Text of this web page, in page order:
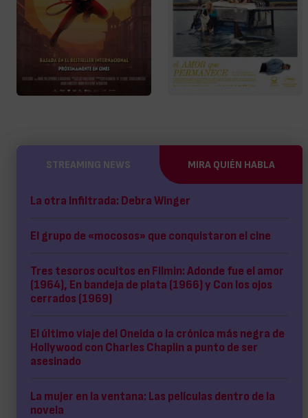
STREAMING NEWS MIRA QUIÉN HABLA
La otra Infiltrada: Debra Winger
El grupo de «mocosos» que conquistaron el cine
Tres tesoros ocultos en Filmin: Adonde fue el amor
(1964), En bandeja de plata (1966) y Con los ojos
cerrados (1969)
El último viaje del Oneida o la crónica más negra de
Hollywood con Charles Chaplin a punto de ser
asesinado
La mujer en la ventana: Las películas dentro de la
novela